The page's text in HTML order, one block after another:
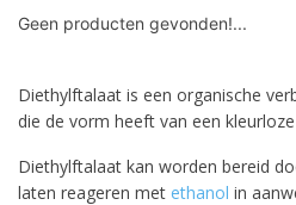
Geen producten gevonden!...
Diethylftalaat is een organische
die de vorm heeft van een
Diethylftalaat kan worden bereid
laten reageren met ethanol in